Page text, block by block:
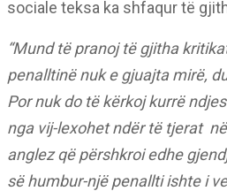
sociale teksa ka shfaqur të
“Mund të pranoj të gjitha
penalltinë nuk e gjuajta mirë,
Por nuk do të kërkoj kurrë
nga vij-lexohet ndër të tjerat
anglez që përshkroi edhe
së humbur-një penallti ishte i